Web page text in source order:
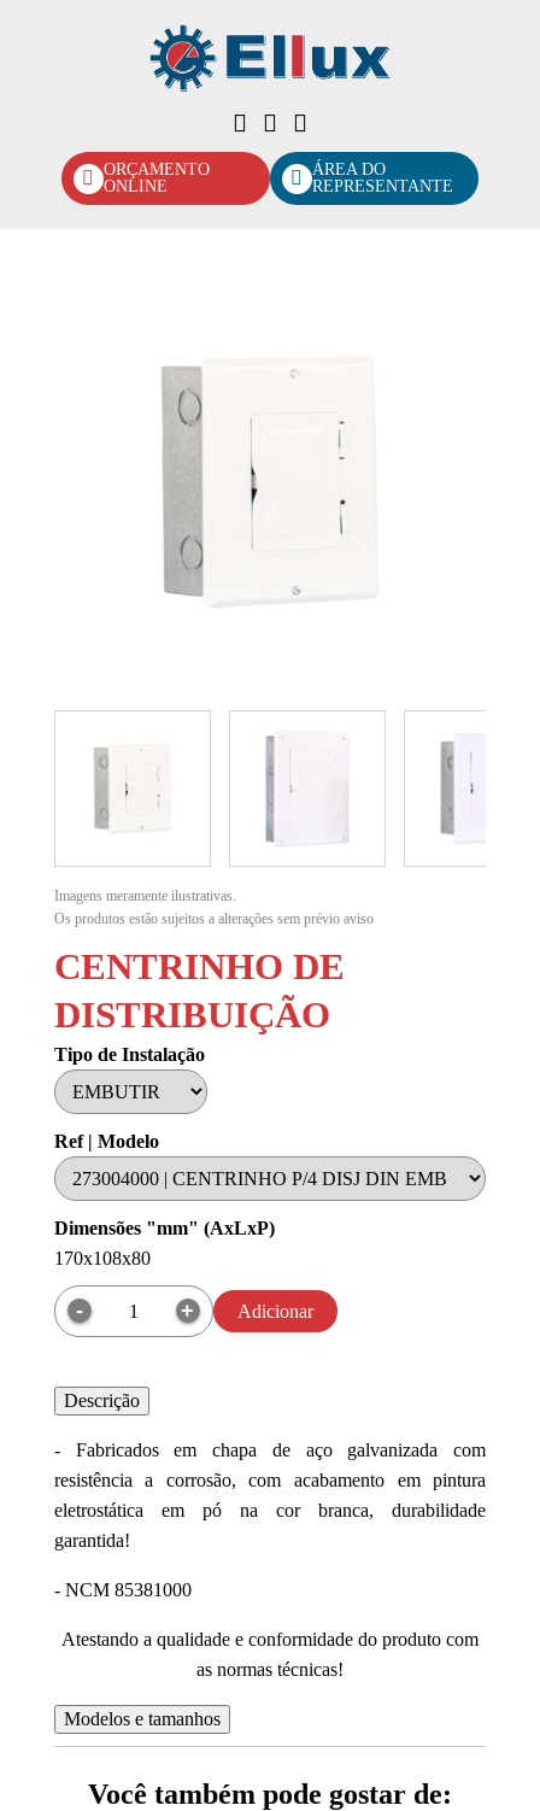
ORÇAMENTO
ONLINE
ÁREA DO
REPRESENTANTE
Imagens meramente ilustrativas.
Os produtos estão sujeitos a alterações sem prévio aviso
CENTRINHO DE
DISTRIBUIÇÃO
Tipo de Instalação
Ref | Modelo
Dimensões "mm" (AxLxP)
170x108x80
Adicionar
Descrição
- Fabricados em chapa de aço galvanizada com
resistência a corrosão, com acabamento em pintura
eletrostática em pó na cor branca, durabilidade
garantida!
- NCM 85381000
Atestando a qualidade e conformidade do produto com
as normas técnicas!
Modelos e tamanhos
Você também pode gostar de: